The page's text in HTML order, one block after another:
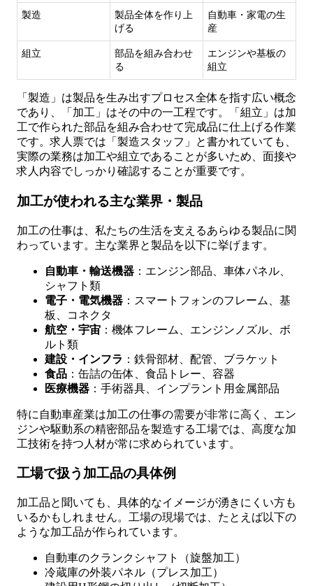
製造
製品全体を作り上
げる
自動車・家電の生
産
組立
部品を組み合わせ
る
エンジンや基板の
組立
「製造」は製品を生み出すプロセス全体を指す広い概念
であり、「加工」はその中の一工程です。「組立」は加
工で作られた部品を組み合わせて完成品に仕上げる作業
です。求人票では「製造スタッフ」と書かれていても、
実際の業務は加工や組立であることが多いため、面接や
求人内容でしっかり確認することが重要です。
加工が使われる主な業界・製品
加工の仕事は、私たちの生活を支えるあらゆる製品に関
わっています。主な業界と製品を以下に挙げます。
自動車・輸送機器 ：エンジン部品、車体パネル、
シャフト類
電子・電気機器 ：スマートフォンのフレーム、基
板、コネクタ
航空・宇宙 ：機体フレーム、エンジンノズル、ボ
ルト類
建設・インフラ ：鉄骨部材、配管、ブラケット
食品 ：缶詰の缶体、食品トレー、容器
医療機器 ：手術器具、インプラント用金属部品
特に自動車産業は加工の仕事の需要が非常に高く、エン
ジンや駆動系の精密部品を製造する工場では、高度な加
工技術を持つ人材が常に求められています。
工場で扱う加工品の具体例
加工品と聞いても、具体的なイメージが湧きにくい方も
いるかもしれません。工場の現場では、たとえば以下の
ような加工品が作られています。
自動車のクランクシャフト（旋盤加工）
冷蔵庫の外装パネル（プレス加工）